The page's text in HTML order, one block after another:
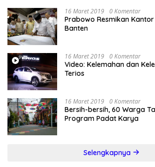
16 Maret 2019 0 Komentar
Prabowo Resmikan
Banten
16 Maret 2019 0 Komentar
Video: Kelemahan dan
Terios
16 Maret 2019 0 Komentar
Bersih-bersih, 60 Warga
Program Padat Karya
Selengkapnya